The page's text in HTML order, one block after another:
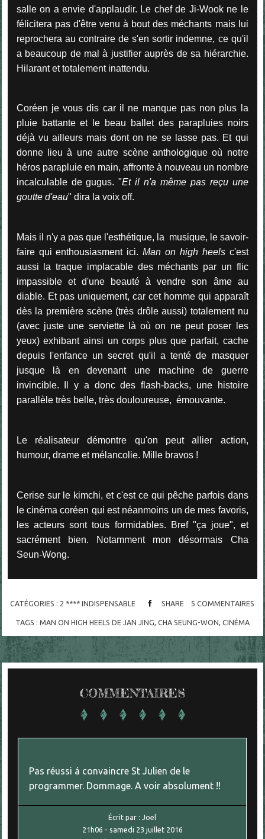
salle on a envie d'applaudir. Le chef de Ji-Wook ne le
félicitera pas d'être venu à bout des méchants mais lui
reprochera au contraire de s'en sortir indemne, ce qu'il
a beaucoup de mal à justifier auprès de sa hiérarchie.
Hilarant et totalement inattendu.
Coréen je vous dis car il ne manque pas non plus la
pluie battante et le beau ballet des parapluies noirs
déjà vu ailleurs mais dont on ne se lasse pas. Et qui
donne lieu à une autre scène anthologique où notre
héros parapluie en main, affronte à nouveau un nombre
incalculable de gugus. "Et il n'a même pas reçu une
goutte d'eau" dira la voix off.
Mais il n'y a pas que l'esthétique, la musique, le savoir-
faire qui enthousiasment ici.Man on high heelsc'est
aussi la traque implacable des méchants par un flic
impassible et d'une beauté à vendre son âme au
diable. Et pas uniquement, car cet homme qui apparaît
dès la première scène (très drôle aussi) totalement nu
(avec juste une serviette là où on ne peut poser les
yeux) exhibant ainsi un corps plus que parfait, cache
depuis l'enfance un secret qu'il a tenté de masquer
jusque là en devenant une machine de guerre
invincible. Il y a donc des flash-backs, une histoire
parallèle très belle, très douloureuse, émouvante.
Le réalisateur démontre qu'on peut allier action,
humour, drame et mélancolie. Mille bravos !
Cerise sur le kimchi, et c'est ce qui pêche parfois dans
le cinéma coréen qui est néanmoins un de mes favoris,
les acteurs sont tous formidables. Bref "ça joue", et
sacrément bien. Notamment mon désormais Cha
Seun-Wong.
CATÉGORIES : 2 **** INDISPENSABLE SHARE 5 COMMENTAIRES
TAGS : MAN ON HIGH HEELS DE JAN JING, CHA SEUNG-WON, CINÉMA
COMMENTAIRES
Pas réussi á convaincre St Julien de le
programmer. Dommage. A voir absolument !!
Écrit par :Joel
21h06 - samedi 23 juillet 2016